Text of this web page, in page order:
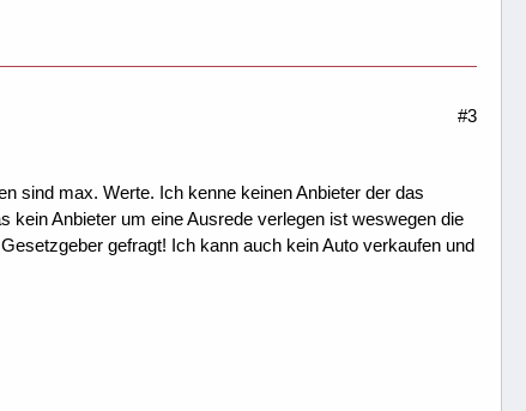
#3
sind max. Werte. Ich kenne keinen Anbieter der das
Anbieter um eine Ausrede verlegen ist weswegen die
gefragt! Ich kann auch kein Auto verkaufen und